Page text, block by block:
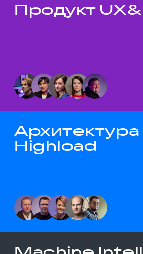
Темы докладов
Продукт
Архитектура
Highload